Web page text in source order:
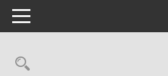
Toggle navigation
Rechercheauswahl